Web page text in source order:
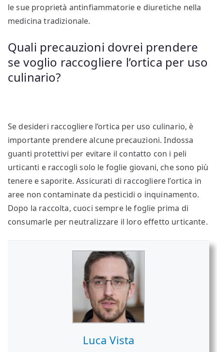
le sue proprietà antinfiammatorie e diuretiche nella
medicina tradizionale.
Quali precauzioni dovrei prendere
se voglio raccogliere l’ortica per uso
culinario?
Se desideri raccogliere l’ortica per uso culinario, è
importante prendere alcune precauzioni. Indossa
guanti protettivi per evitare il contatto con i peli
urticanti e raccogli solo le foglie giovani, che sono più
tenere e saporite. Assicurati di raccogliere l’ortica in
aree non contaminate da pesticidi o inquinamento.
Dopo la raccolta, cuoci sempre le foglie prima di
consumarle per neutralizzare il loro effetto urticante.
Luca Vista